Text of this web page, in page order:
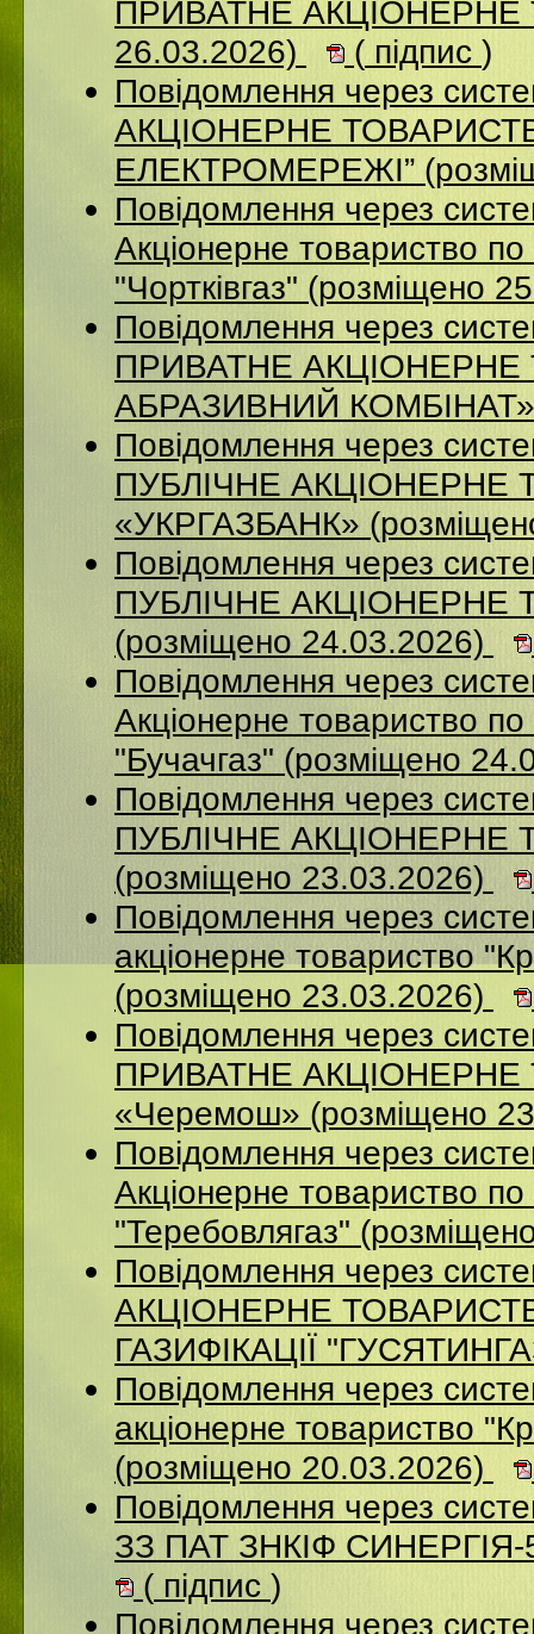
ПРИВАТНЕ АКЦІОНЕРНЕ
26.03.2026)
( підпис )
Повідомлення через
АКЦІОНЕРНЕ
ЕЛЕКТРОМЕРЕЖІ”
Повідомлення через
Акціонерне товариство по
"Чортківгаз" (розміщено
Повідомлення через
ПРИВАТНЕ
АБРАЗИВНИЙ КОМБІНАТ»
Повідомлення через
ПУБЛІЧНЕ
«УКРГАЗБАНК»
Повідомлення через
ПУБЛІЧНЕ
(розміщено 24.03.2026)
Повідомлення через
Акціонерне товариство по
"Бучачгаз" (розміщено
Повідомлення через
ПУБЛІЧНЕ АКЦІОНЕРНЕ
(розміщено 23.03.2026)
Повідомлення через
акцiонерне товариство
(розміщено 23.03.2026)
Повідомлення через
ПРИВАТНЕ АКЦІОНЕРНЕ
«Черемош» (розміщено
Повідомлення через
Акціонерне товариство по
"Теребовлягаз"
Повідомлення через
АКЦІОНЕРНЕ
ГАЗИФІКАЦІЇ
Повідомлення через
акцiонерне товариство
(розміщено 20.03.2026)
Повідомлення через
ЗЗ ПАТ ЗНКІФ СИНЕРГІЯ-
( підпис )
Повідомлення через